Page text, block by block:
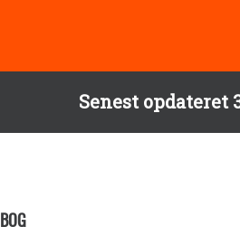
Senest opdateret
BOG